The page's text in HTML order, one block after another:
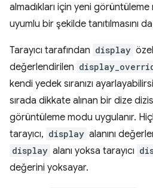
almadıkları için yeni
uyumlu bir şekilde tanıtılmasını
Tarayıcı tarafından display
değerlendirilen
kendi yedek sıranızı
sırada dikkate alınan bir dize
görüntüleme modu uygulanır.
tarayıcı, display alanını
display alanı yoksa tarayıcı
değerini yoksayar.